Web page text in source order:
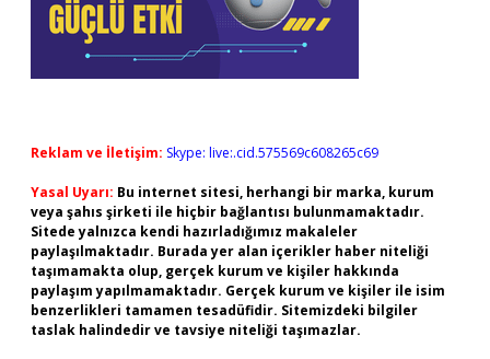
Reklam ve İletişim: Skype: live:.cid.575569c608265c69
Yasal Uyarı: Bu internet sitesi, herhangi bir marka, kurum
veya şahıs şirketi ile hiçbir bağlantısı bulunmamaktadır.
Sitede yalnızca kendi hazırladığımız makaleler
paylaşılmaktadır. Burada yer alan içerikler haber niteliği
taşımamakta olup, gerçek kurum ve kişiler hakkında
paylaşım yapılmamaktadır. Gerçek kurum ve kişiler ile isim
benzerlikleri tamamen tesadüfidir. Sitemizdeki bilgiler
taslak halindedir ve tavsiye niteliği taşımazlar.